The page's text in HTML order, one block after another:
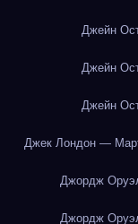
Джейн
Джейн
Джейн
Джек Лондон —
Джордж
Джордж